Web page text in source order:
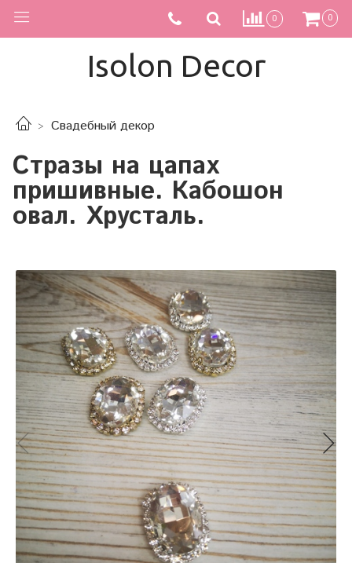
0 0
Isolon Decor
Свадебный декор
Стразы на цапах
пришивные. Кабошон
овал. Хрусталь.